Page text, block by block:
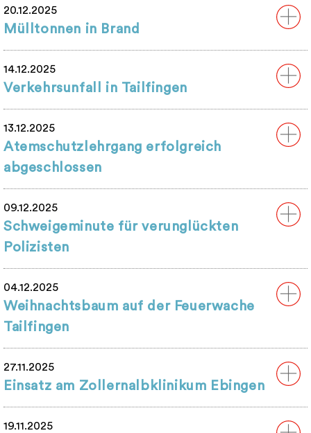
20.12.2025
Mülltonnen in Brand
14.12.2025
Verkehrsunfall in Tailfingen
13.12.2025
Atemschutzlehrgang erfolgreich
abgeschlossen
09.12.2025
Schweigeminute für verunglückten
Polizisten
04.12.2025
Weihnachtsbaum auf der Feuerwache
Tailfingen
27.11.2025
Einsatz am Zollernalbklinikum Ebingen
19.11.2025